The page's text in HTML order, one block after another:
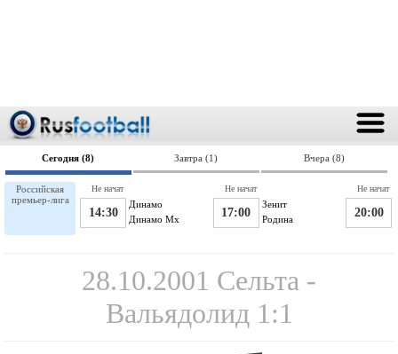
Сегодня (8) Завтра (1) Вчера (8)
Российская
премьер-лига
Динамо
14:30 Динамо Мх
Не начат
Зенит
17:00 Родина
Не начат
20:00
Не начат
28.10.2001 Сельта -
Вальядолид 1:1